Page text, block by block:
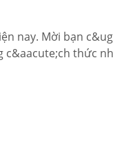
nay. Mời bạn
thức